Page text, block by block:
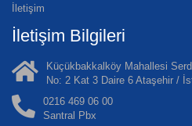
İletişim
İletişim Bilgileri
Küçükbakkalköy Mahallesi
No: 2 Kat 3 Daire 6 Ataşehir /
0216 469 06 00
Santral Pbx